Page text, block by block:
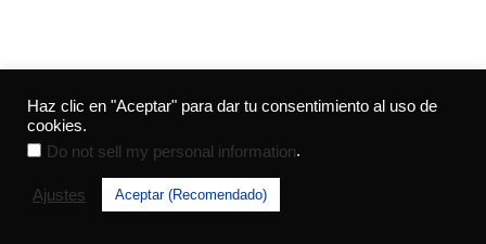
COOKIES LEGAL PRIVACIDAD
Essentialelements2026 , todos los derechos reservados.
Descargo de responsabilidad
Haz clic en "Aceptar" para dar tu consentimiento al uso de
cookies.
Do not sell my personal information.
Ajustes Aceptar (Recomendado)